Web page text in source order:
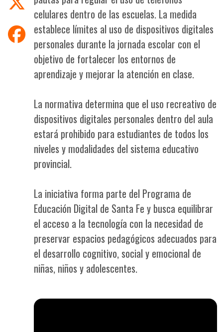
celulares dentro de las escuelas. La medida
establece límites al uso de dispositivos digitales
personales durante la jornada escolar con el
objetivo de fortalecer los entornos de
aprendizaje y mejorar la atención en clase.
La normativa determina que el uso recreativo de
dispositivos digitales personales dentro del aula
estará prohibido para estudiantes de todos los
niveles y modalidades del sistema educativo
provincial.
La iniciativa forma parte del Programa de
Educación Digital de Santa Fe y busca equilibrar
el acceso a la tecnología con la necesidad de
preservar espacios pedagógicos adecuados para
el desarrollo cognitivo, social y emocional de
niñas, niños y adolescentes.